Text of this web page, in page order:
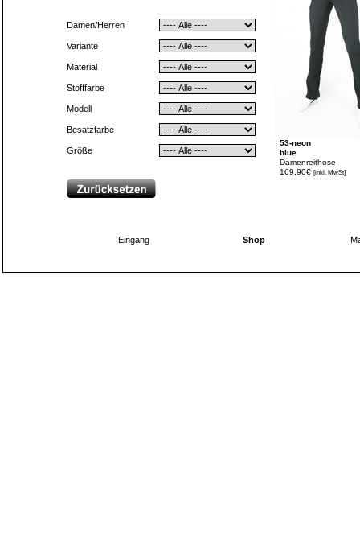
Damen/Herren
Variante
Material
Stofffarbe
Modell
Besatzfarbe
Größe
53-neon
blue
Damenreithose
169,90€ [inkl. MwSt]
Eingang Shop